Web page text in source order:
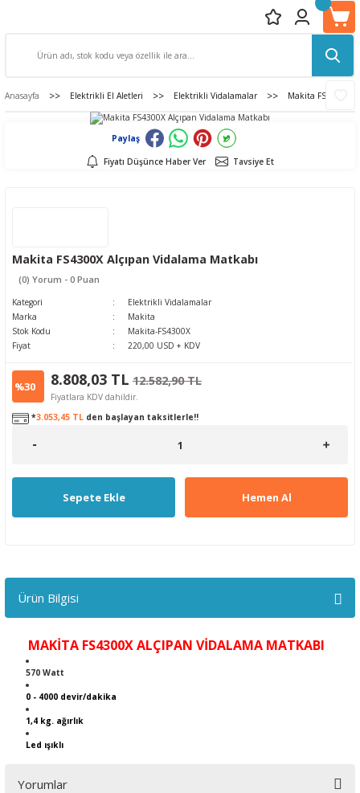
Anasayfa Elektrikli El Aletleri Elektrikli Vidalamalar Makita FS4300X
Paylaş
Fiyatı Düşünce Haber Ver Tavsiye Et
Makita FS4300X Alçıpan Vidalama Matkabı
(0) Yorum - 0 Puan
Kategori
Elektrikli Vidalamalar
Marka
Makita
Stok Kodu
Makita-FS4300X
Fiyat
220,00 USD + KDV
%30 8.808,03 TL 12.582,90 TL
Fiyatlara KDV dahildir.
*3.053,45 TL den başlayan taksitlerle!!
Sepete Ekle Hemen Al
Ürün Bilgisi
MAKİTA FS4300X ALÇIPAN VİDALAMA MATKABI
570 Watt
0 - 4000 devir/dakika
1,4 kg. ağırlık
Led ışıklı
Yorumlar